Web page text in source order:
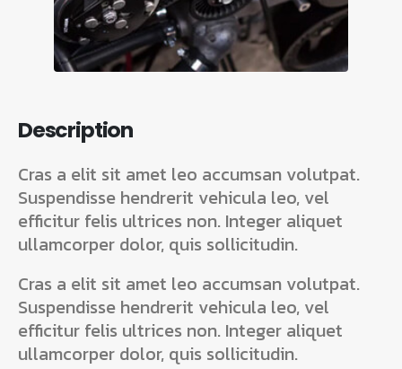
Cras a elit sit amet leo accumsan volutpat.
Suspendisse hendrerit vehicula leo, vel
efficitur felis ultrices non. Integer aliquet
ullamcorper dolor, quis sollicitudin.
Cras a elit sit amet leo accumsan volutpat.
Suspendisse hendrerit vehicula leo, vel
efficitur felis ultrices non. Integer aliquet
ullamcorper dolor, quis sollicitudin.